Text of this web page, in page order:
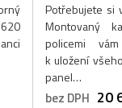
Potřebujete si
Montovaný
policemi
k uložení
panel…
bez DPH 20